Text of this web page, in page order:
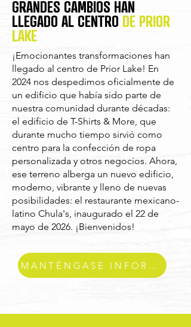
GRANDES CAMBIOS HAN
LLEGADO AL CENTRO DE PRIOR
LAKE
¡Emocionantes transformaciones han
llegado al centro de Prior Lake! En
2024 nos despedimos oficialmente de
un edificio que había sido parte de
nuestra comunidad durante décadas:
el edificio de T-Shirts & More, que
durante mucho tiempo sirvió como
centro para la confección de ropa
personalizada y otros negocios. Ahora,
ese terreno alberga un nuevo edificio,
moderno, vibrante y lleno de nuevas
posibilidades: el restaurante mexicano-
latino Chula's, inaugurado el 22 de
mayo de 2026. ¡Bienvenidos!
MANTÉNGASE INFORMADO